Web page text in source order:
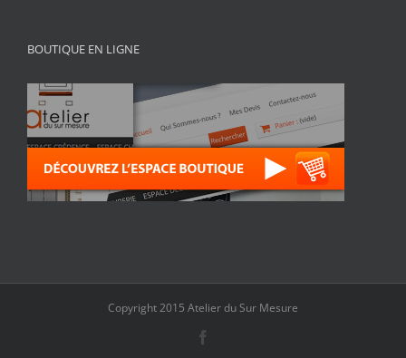
BOUTIQUE EN LIGNE
Copyright 2015 Atelier du Sur Mesure